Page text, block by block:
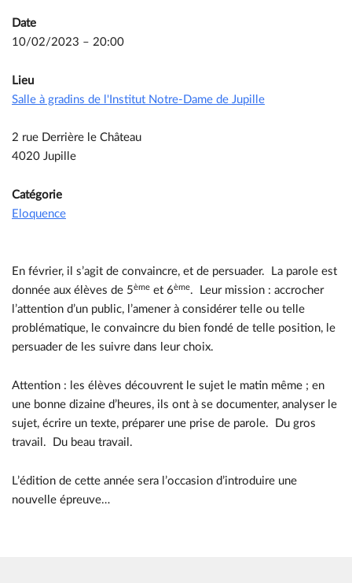
Date
10/02/2023 – 20:00
Lieu
Salle à gradins de l'Institut Notre-Dame de Jupille
2 rue Derrière le Château
4020 Jupille
Catégorie
Eloquence
En février, il s’agit de convaincre, et de persuader. La parole est
donnée aux élèves de 5ème et 6ème. Leur mission : accrocher
l’attention d’un public, l’amener à considérer telle ou telle
problématique, le convaincre du bien fondé de telle position, le
persuader de les suivre dans leur choix.
Attention : les élèves découvrent le sujet le matin même ; en
une bonne dizaine d’heures, ils ont à se documenter, analyser le
sujet, écrire un texte, préparer une prise de parole. Du gros
travail. Du beau travail.
L’édition de cette année sera l’occasion d’introduire une
nouvelle épreuve…